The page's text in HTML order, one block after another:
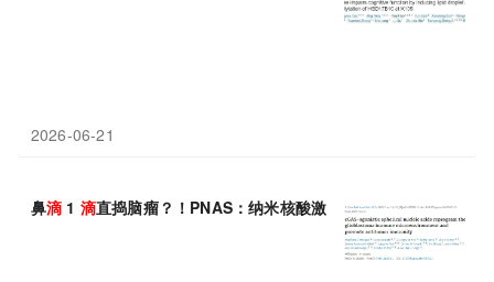
2026-06-21
鼻滴 1 滴直捣脑瘤？！PNAS：纳米核酸激活免疫“总开关”，冷肿